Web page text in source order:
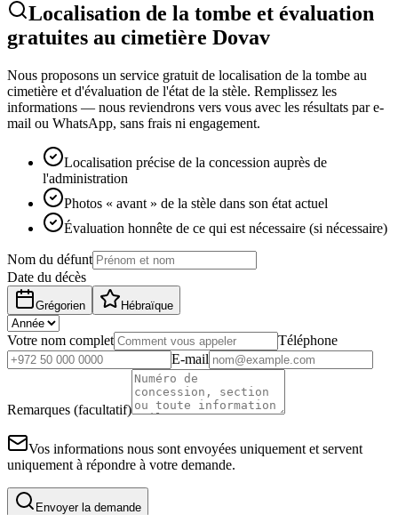
Localisation de la tombe et évaluation
gratuites au cimetière Dovav
Nous proposons un service gratuit de localisation de la tombe au
cimetière et d'évaluation de l'état de la stèle. Remplissez les
informations — nous reviendrons vers vous avec les résultats par e-
mail ou WhatsApp, sans frais ni engagement.
Localisation précise de la concession auprès de
l'administration
Photos « avant » de la stèle dans son état actuel
Évaluation honnête de ce qui est nécessaire (si nécessaire)
Nom du défunt
Date du décès
Grégorien Hébraïque
Votre nom complet
Téléphone
E-mail
Remarques (facultatif)
Vos informations nous sont envoyées uniquement et servent
uniquement à répondre à votre demande.
Envoyer la demande